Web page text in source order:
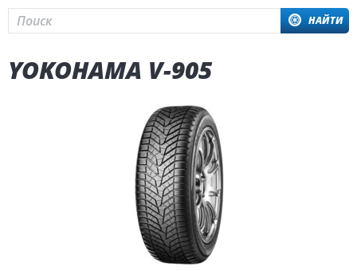
НАЙТИ
YOKOHAMA V-905